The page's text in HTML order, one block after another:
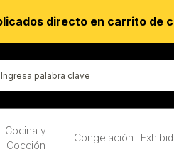
Cocina y
Cocción
Congelación
directo en carrito de